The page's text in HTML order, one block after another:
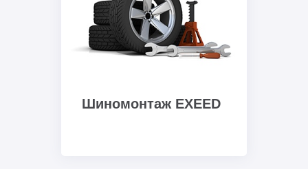
Шиномонтаж EXEED